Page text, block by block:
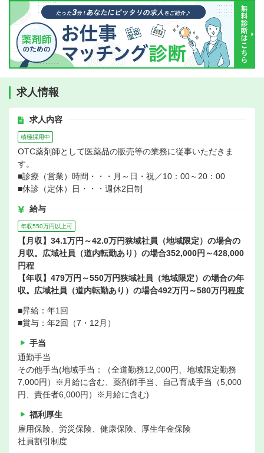
求人情報
求人内容
積極採用中
OTC薬剤師として医薬品の販売等の業務に従事いただきま
す。
■診療（営業）時間・・・月～日・祝／10：00～20：00
■休診（定休）日・・・週休2日制
給与
年収550万円以上可
【月収】34.1万円～42.0万円狭域社員（地域限定）の場合の
月収。広域社員（道内転勤あり）の場合352,000円～428,000
円程
【年収】479万円～550万円狭域社員（地域限定）の場合の年
収。広域社員（道内転勤あり）の場合492万円～580万円程度
■昇給：年1回
■賞与：年2回（7・12月）
手当
通勤手当
その他手当(地域手当：（全道勤務12,000円、地域限定勤務
7,000円）※月給に含む、薬剤師手当、自己育成手当（5,000
円、責任者6,000円）※月給に含む)
福利厚生
雇用保険、労災保険、健康保険、厚生年金保険
社員割引制度